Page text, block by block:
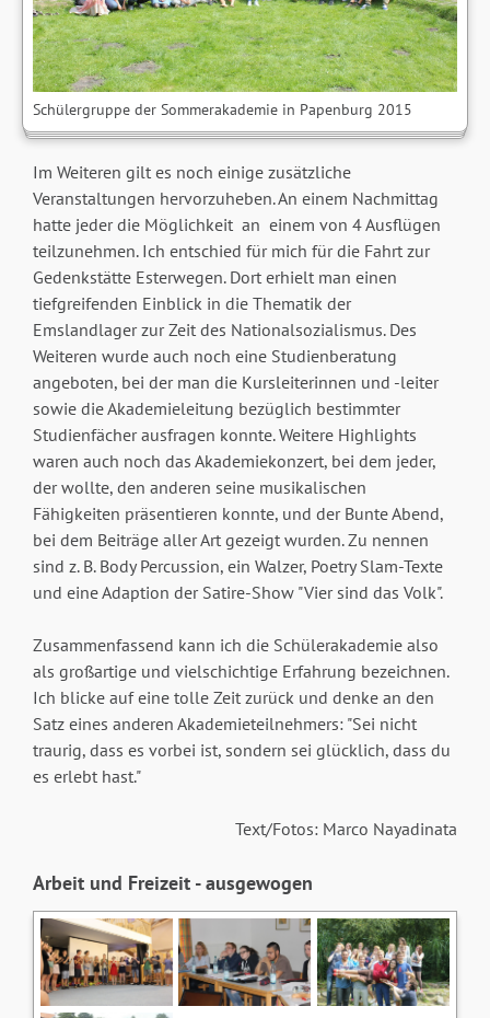
Schülergruppe der Sommerakademie in Papenburg 2015
Im Weiteren gilt es noch einige zusätzliche
Veranstaltungen hervorzuheben. An einem Nachmittag
hatte jeder die Möglichkeit an einem von 4 Ausflügen
teilzunehmen. Ich entschied für mich für die Fahrt zur
Gedenkstätte Esterwegen. Dort erhielt man einen
tiefgreifenden Einblick in die Thematik der
Emslandlager zur Zeit des Nationalsozialismus. Des
Weiteren wurde auch noch eine Studienberatung
angeboten, bei der man die Kursleiterinnen und -leiter
sowie die Akademieleitung bezüglich bestimmter
Studienfächer ausfragen konnte. Weitere Highlights
waren auch noch das Akademiekonzert, bei dem jeder,
der wollte, den anderen seine musikalischen
Fähigkeiten präsentieren konnte, und der Bunte Abend,
bei dem Beiträge aller Art gezeigt wurden. Zu nennen
sind z. B. Body Percussion, ein Walzer, Poetry Slam-Texte
und eine Adaption der Satire-Show "Vier sind das Volk".
Zusammenfassend kann ich die Schülerakademie also
als großartige und vielschichtige Erfahrung bezeichnen.
Ich blicke auf eine tolle Zeit zurück und denke an den
Satz eines anderen Akademieteilnehmers: "Sei nicht
traurig, dass es vorbei ist, sondern sei glücklich, dass du
es erlebt hast."
Text/Fotos: Marco Nayadinata
Arbeit und Freizeit - ausgewogen